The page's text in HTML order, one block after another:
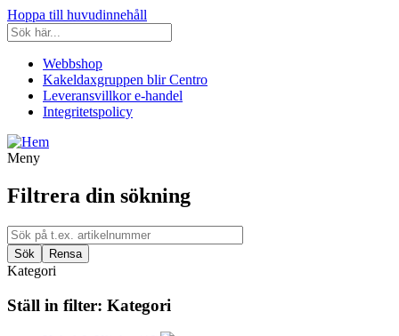
Hoppa till huvudinnehåll
Webbshop
Kakeldaxgruppen blir Centro
Leveransvillkor e-handel
Integritetspolicy
Meny
Filtrera din sökning
Kategori
Ställ in filter: Kategori